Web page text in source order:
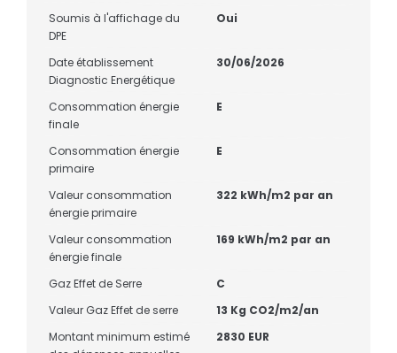
Soumis à l'affichage du
DPE
Oui
Date établissement
Diagnostic Energétique
30/06/2026
Consommation énergie
finale
E
Consommation énergie
primaire
E
Valeur consommation
énergie primaire
322 kWh/m2 par an
Valeur consommation
énergie finale
169 kWh/m2 par an
Gaz Effet de Serre
C
Valeur Gaz Effet de serre
13 Kg CO2/m2/an
Montant minimum estimé
2830 EUR